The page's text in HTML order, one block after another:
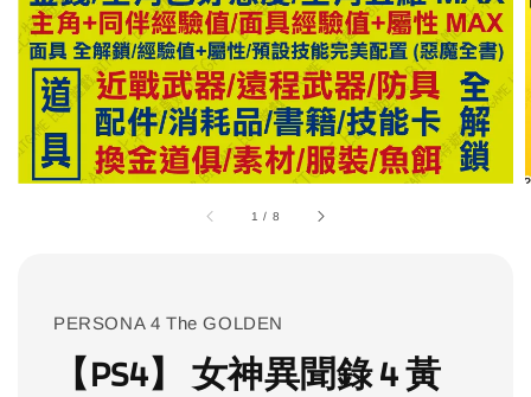
1 / 8
PERSONA 4 The GOLDEN
【PS4】 女神異聞錄 4 黃